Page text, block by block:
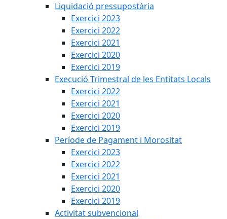
Liquidació pressupostària
Exercici 2023
Exercici 2022
Exercici 2021
Exercici 2020
Exercici 2019
Execució Trimestral de les Entitats Locals
Exercici 2022
Exercici 2021
Exercici 2020
Exercici 2019
Període de Pagament i Morositat
Exercici 2023
Exercici 2022
Exercici 2021
Exercici 2020
Exercici 2019
Activitat subvencional